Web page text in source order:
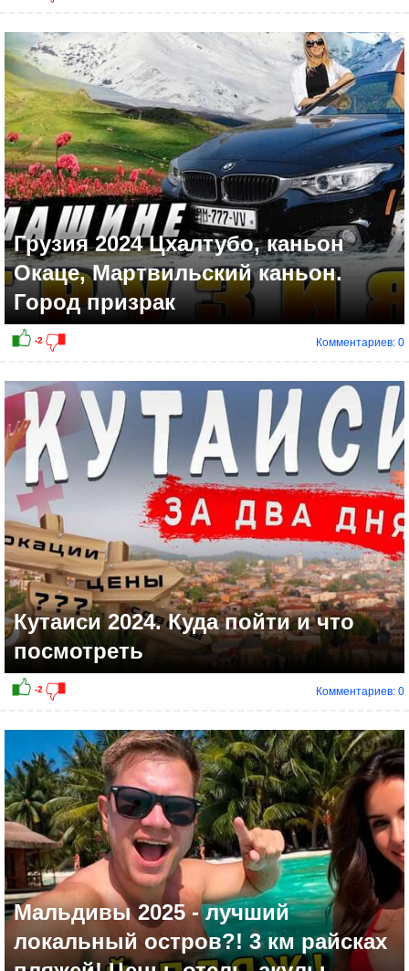
-2
-2
Грузия 2024 Цхалтубо, каньон
Окаце, Мартвильский каньон.
Город призрак
Комментариев: 0
Кутаиси 2024. Куда пойти и что
посмотреть
Комментариев: 0
Мальдивы 2025 - лучший
локальный остров?! 3 км райсках